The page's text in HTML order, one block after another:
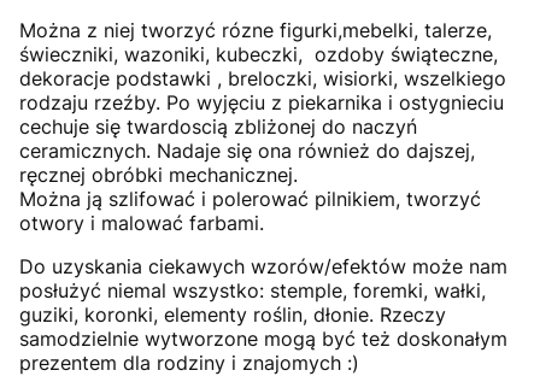
Można z niej tworzyć rózne figurki,mebelki, talerze,
świeczniki, wazoniki, kubeczki, ozdoby świąteczne,
dekoracje podstawki , breloczki, wisiorki, wszelkiego
rodzaju rzeźby. Po wyjęciu z piekarnika i ostygnieciu
cechuje się twardoscią zbliżonej do naczyń
ceramicznych. Nadaje się ona również do dajszej,
ręcznej obróbki mechanicznej.
Można ją szlifować i polerować pilnikiem, tworzyć
otwory i malować farbami.
Do uzyskania ciekawych wzorów/efektów może nam
posłużyć niemal wszystko: stemple, foremki, wałki,
guziki, koronki, elementy roślin, dłonie. Rzeczy
samodzielnie wytworzone mogą być też doskonałym
prezentem dla rodziny i znajomych :)